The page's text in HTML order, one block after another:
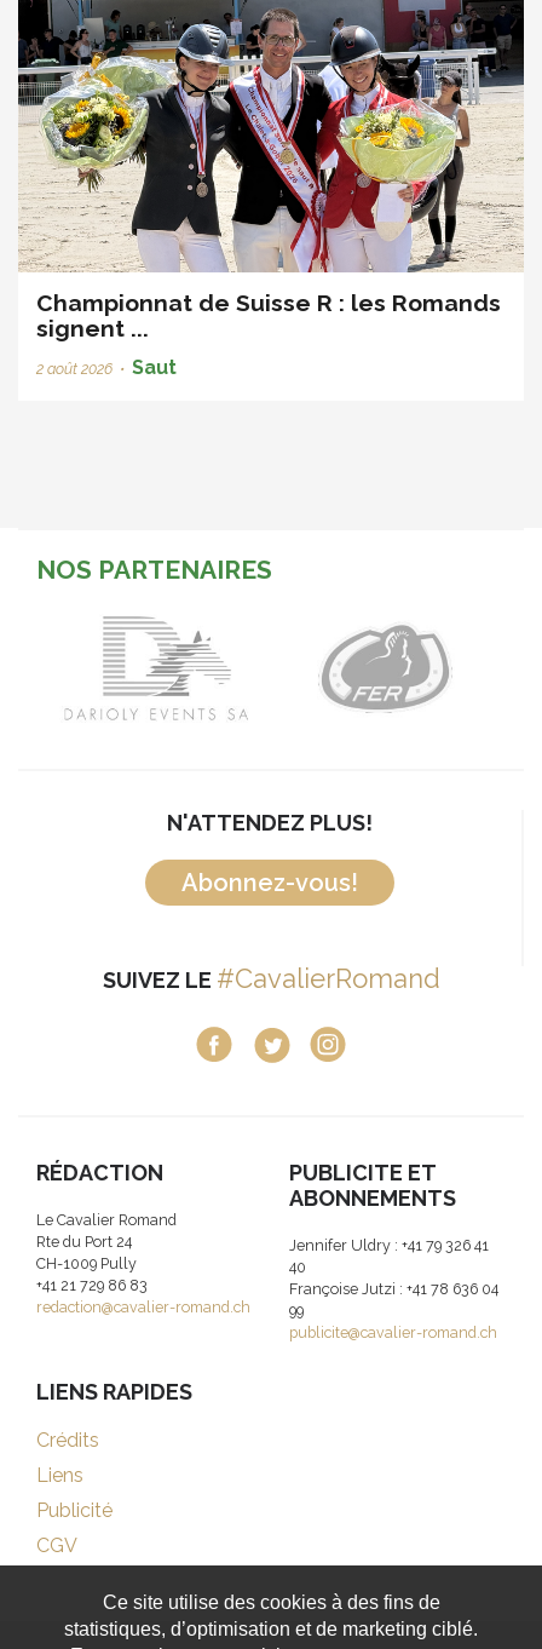
Championnat de Suisse R : les Romands
signent ...
2 août 2026 • Saut
NOS PARTENAIRES
N'ATTENDEZ PLUS!
Abonnez-vous!
SUIVEZ LE #CavalierRomand
RÉDACTION
Le Cavalier Romand
Rte du Port 24
CH-1009 Pully
+41 21 729 86 83
redaction@cavalier-romand.ch
PUBLICITE ET
ABONNEMENTS
Jennifer Uldry : +41 79 326 41
40
Françoise Jutzi : +41 78 636 04
99
publicite@cavalier-romand.ch
LIENS RAPIDES
Crédits
Liens
Publicité
CGV
Ce site utilise des cookies à des fins de
statistiques, d’optimisation et de marketing ciblé.